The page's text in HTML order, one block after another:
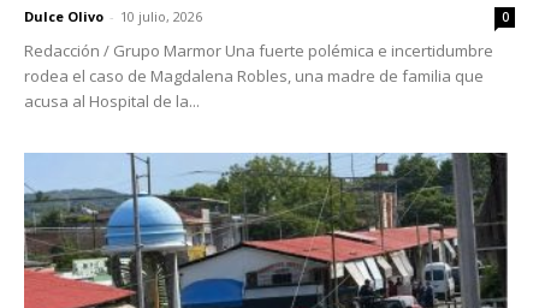
Dulce Olivo - 10 julio, 2026 0
Redacción / Grupo Marmor Una fuerte polémica e incertidumbre
rodea el caso de Magdalena Robles, una madre de familia que
acusa al Hospital de la...